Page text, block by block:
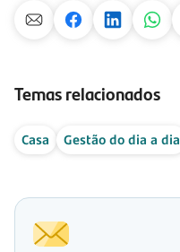
Temas relacionados
Casa Gestão do dia a dia